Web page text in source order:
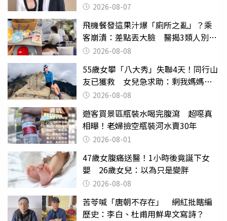
2026-08-07
飛機餐發這果汁爆「廁所之亂」？乘
客崩潰：差點丟大臉 醫揭3類人別亂
喝 2026-08-08
55歲女攀「八大秀」失聯4天！同行山
友已獲救 女兒急求助：剩我媽媽還
沒找到
2026-08-08
遊客買景區瓶裝水喝完腹瀉 超噁真
相曝！老婦撿空瓶裝河水賣30年
2026-08-01
47歲女腹痛送醫！1小時後竟誕下女
嬰 26歲女兒：以為只是變胖
2026-08-08
苦苓喊「唐朝不存在」 網紅批瞎編
歷史：李白、杜甫用鮮卑文寫詩？